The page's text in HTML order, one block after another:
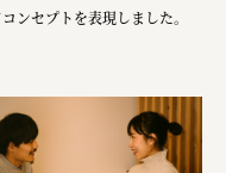
ンセプトを表現しました。